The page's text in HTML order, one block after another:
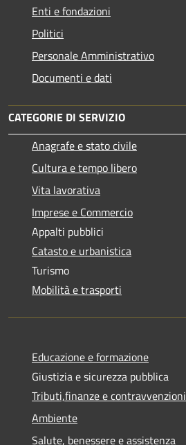
Enti e fondazioni
Politici
Personale Amministrativo
Documenti e dati
CATEGORIE DI SERVIZIO
Anagrafe e stato civile
Cultura e tempo libero
Vita lavorativa
Imprese e Commercio
Appalti pubblici
Catasto e urbanistica
Turismo
Mobilità e trasporti
Educazione e formazione
Giustizia e sicurezza pubblica
Tributi,finanze e contravvenzioni
Ambiente
Salute, benessere e assistenza